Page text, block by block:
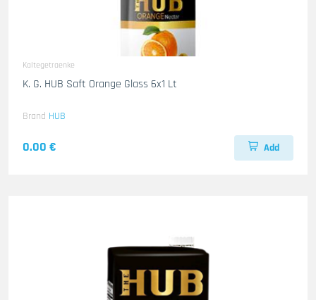
Kaltegetraenke
K. G. HUB Saft Orange Glass 6x1 Lt
Brand HUB
0.00 € Add